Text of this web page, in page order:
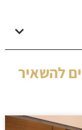
להשאיר